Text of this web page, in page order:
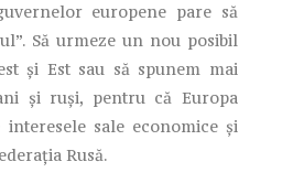
europene pare să
Să urmeze un nou posibil
și Est sau să spunem mai
și ruși, pentru că Europa
sale economice și
Rusă.